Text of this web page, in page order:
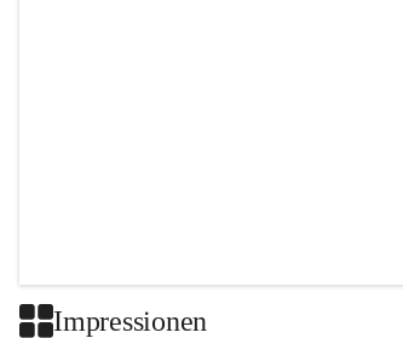
Impressionen